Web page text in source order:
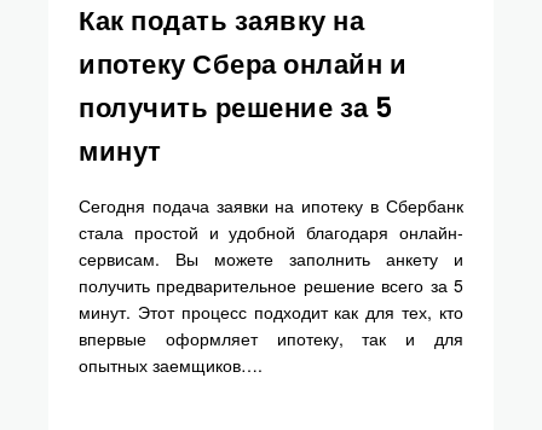
Как подать заявку на
ипотеку Сбера онлайн и
получить решение за 5
минут
Сегодня подача заявки на ипотеку в Сбербанк
стала простой и удобной благодаря онлайн-
сервисам. Вы можете заполнить анкету и
получить предварительное решение всего за 5
минут. Этот процесс подходит как для тех, кто
впервые оформляет ипотеку, так и для
опытных заемщиков….